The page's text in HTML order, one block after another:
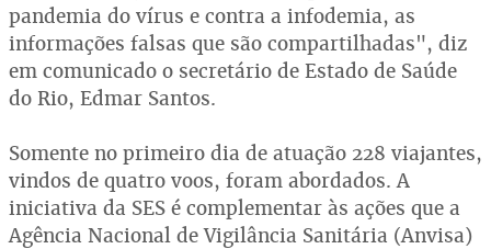
pandemia do vírus e contra a infodemia, as
informações falsas que são compartilhadas", diz
em comunicado o secretário de Estado de Saúde
do Rio, Edmar Santos.
Somente no primeiro dia de atuação 228 viajantes,
vindos de quatro voos, foram abordados. A
iniciativa da SES é complementar às ações que a
Agência Nacional de Vigilância Sanitária (Anvisa)